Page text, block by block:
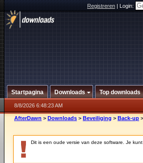
Registreren|Login:
Startpagina Downloads Top downloads
8/8/2026 6:48:23 AM
AfterDawn > Downloads > Beveiliging > Back-up >
Dit is een oude versie van deze software. Je